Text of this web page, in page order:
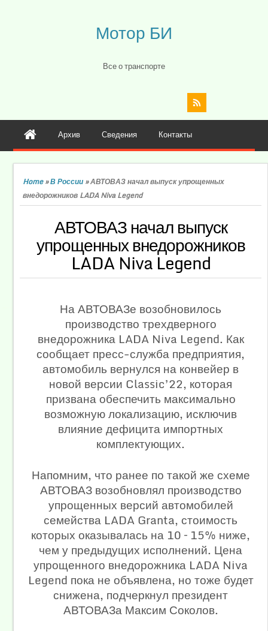
Мотор БИ
Все о транспорте
Архив Сведения Контакты
Home»В России »АВТОВАЗ начал выпуск упрощенных
внедорожников LADA Niva Legend
АВТОВАЗ начал выпуск
упрощенных внедорожников
LADA Niva Legend
На АВТОВАЗе возобновилось
производство трехдверного
внедорожника LADA Niva Legend. Как
сообщает пресс-служба предприятия,
автомобиль вернулся на конвейер в
новой версии Classic’22, которая
призвана обеспечить максимально
возможную локализацию, исключив
влияние дефицита импортных
комплектующих.
Напомним, что ранее по такой же схеме
АВТОВАЗ возобновлял производство
упрощенных версий автомобилей
семейства LADA Granta, стоимость
которых оказывалась на 10 – 15% ниже,
чем у предыдущих исполнений. Цена
упрощенного внедорожника LADA Niva
Legend пока не объявлена, но тоже будет
снижена, подчеркнул президент
АВТОВАЗа Максим Соколов.